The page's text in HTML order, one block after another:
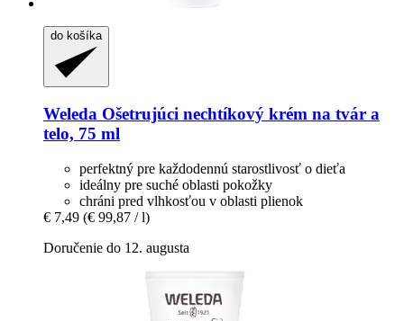
do košíka
Weleda Ošetrujúci nechtíkový krém na tvár a
telo, 75 ml
perfektný pre každodennú starostlivosť o dieťa
ideálny pre suché oblasti pokožky
chráni pred vlhkosťou v oblasti plienok
€ 7,49 (€ 99,87 / l)
Doručenie do 12. augusta